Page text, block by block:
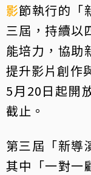
影節執行的「
三屆，持續以
能培力，協助
提升影片創作
5月20日起開
截止。
第三屆「新導
其中「一對一